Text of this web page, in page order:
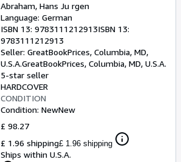
CLOSE
Vornehmlich D.
Binnenschiffahrts- U. Luftrecht -
Language: german
Abraham, Hans Ju rgen
Language: German
ISBN 13: 9783111212913ISBN 13:
9783111212913
Seller: GreatBookPrices, Columbia, MD,
U.S.A.GreatBookPrices, Columbia, MD, U.S.A.
5-star seller
HARDCOVER
CONDITION
Condition: NewNew
£ 98.27
£ 1.96 shipping£ 1.96 shipping
Ships within U.S.A.